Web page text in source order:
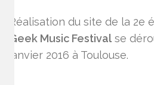
Réalisation du site de la 2e
Geek Music Festival se
janvier 2016 à Toulouse.